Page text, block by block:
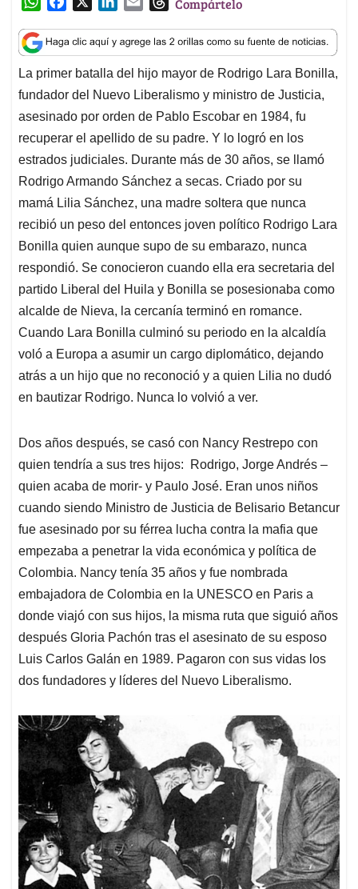
a
t
s
A
p
p
c
e
b
o
o
k
n
k
e
d
I
n
a
i
l
r
e
a
d
s
La primer batalla del hijo mayor de Rodrigo Lara Bonilla,
fundador del Nuevo Liberalismo y ministro de Justicia,
asesinado por orden de Pablo Escobar en 1984, fu
recuperar el apellido de su padre. Y lo logró en los
estrados judiciales. Durante más de 30 años, se llamó
Rodrigo Armando Sánchez a secas. Criado por su
mamá Lilia Sánchez, una madre soltera que nunca
recibió un peso del entonces joven político Rodrigo Lara
Bonilla quien aunque supo de su embarazo, nunca
respondió. Se conocieron cuando ella era secretaria del
partido Liberal del Huila y Bonilla se posesionaba como
alcalde de Nieva, la cercanía terminó en romance.
Cuando Lara Bonilla culminó su periodo en la alcaldía
voló a Europa a asumir un cargo diplomático, dejando
atrás a un hijo que no reconoció y a quien Lilia no dudó
en bautizar Rodrigo. Nunca lo volvió a ver.
Dos años después, se casó con Nancy Restrepo con
quien tendría a sus tres hijos: Rodrigo, Jorge Andrés –
quien acaba de morir- y Paulo José. Eran unos niños
cuando siendo Ministro de Justicia de Belisario Betancur
fue asesinado por su férrea lucha contra la mafia que
empezaba a penetrar la vida económica y política de
Colombia. Nancy tenía 35 años y fue nombrada
embajadora de Colombia en la UNESCO en Paris a
donde viajó con sus hijos, la misma ruta que siguió años
después Gloria Pachón tras el asesinato de su esposo
Luis Carlos Galán en 1989. Pagaron con sus vidas los
dos fundadores y líderes del Nuevo Liberalismo.